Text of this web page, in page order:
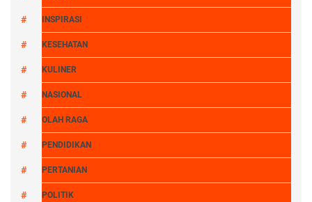
INSPIRASI
KESEHATAN
KULINER
NASIONAL
OLAH RAGA
PENDIDIKAN
PERTANIAN
POLITIK